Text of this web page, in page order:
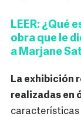
LEER: ¿Qué
obra que le
a Marjane
La exhibición
realizadas en
características